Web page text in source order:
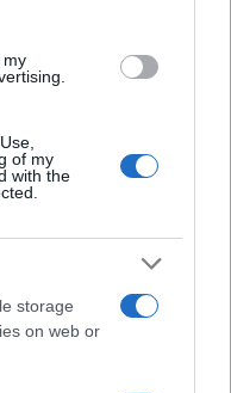
my
of my
with the
storage
on web or
rápidas y